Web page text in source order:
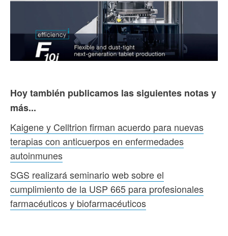
Hoy también publicamos las siguientes notas y
más...
Kaigene y Celltrion firman acuerdo para nuevas
terapias con anticuerpos en enfermedades
autoinmunes
SGS realizará seminario web sobre el
cumplimiento de la USP 665 para profesionales
farmacéuticos y biofarmacéuticos